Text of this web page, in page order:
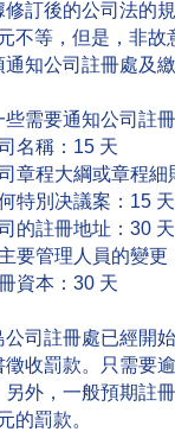
修訂後的公司法的
不等，但是，非
通知公司註冊處及
些需要通知公司註
名稱：15 天
章程大綱或章程細
特別决議案：15 天
的註冊地址：30 天
要管理人員的變更
資本：30 天
公司註冊處已經開
徵收罰款。只需要
另外，一般預期註
的罰款。